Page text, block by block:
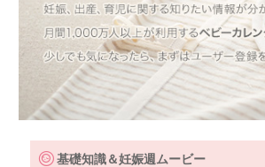
基礎知識＆妊娠週ムービー